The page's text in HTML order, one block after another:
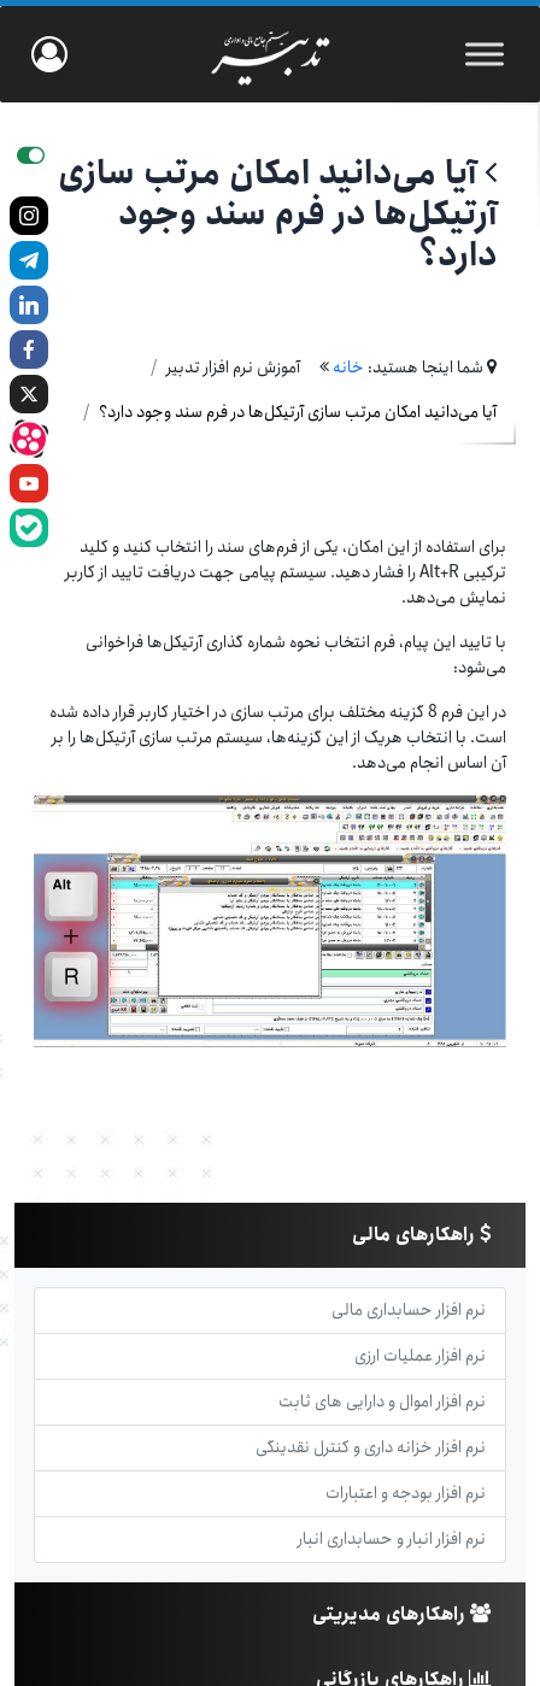
آیا می‌دانید امکان مرتب سازی
آرتیکل‌ها در فرم سند وجود
دارد؟
شما اینجا هستید: خانه
آموزش نرم افزار تدبیر
آیا می‌دانید امکان مرتب سازی آرتیکل‌ها در فرم سند وجود دارد؟
برای استفاده از این امکان، یکی از فرم‌های سند را انتخاب کنید و کلید
ترکیبی Alt+R را فشار دهید. سیستم پیامی ‌جهت دریافت تایید از کاربر
نمایش می‌دهد.
با تایید این پیام، فرم انتخاب نحوه شماره گذاری آرتیکل‌ها فراخوانی
می‌شود:
در این فرم 8 گزینه مختلف برای مرتب سازی در اختیار کاربر قرار داده شده
است. با انتخاب هریک از این گزینه‌ها، سیستم مرتب سازی آرتیکل‌ها را بر
آن اساس انجام می‌دهد.
راهکارهای مالی
نرم افزار حسابداری مالی
نرم افزار عملیات ارزی
نرم افزار اموال و دارایی های ثابت
نرم افزار خزانه داری و کنترل نقدینگی
نرم افزار بودجه و اعتبارات
نرم افزار انبار و حسابداری انبار
راهکارهای مدیریتی
راهکارهای بازرگانی